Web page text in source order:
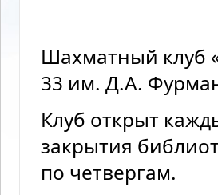
Шахматный клуб
33 им. Д.А.
Клуб открыт
закрытия
по четвергам.